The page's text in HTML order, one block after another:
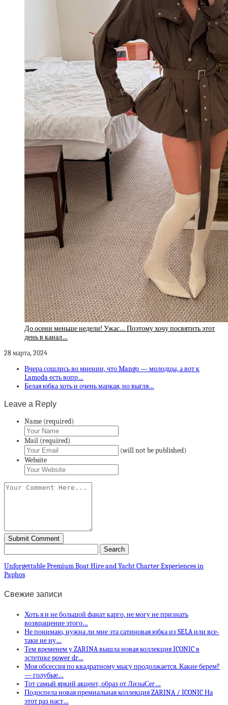
До осени меньше недели! Ужас… Поэтому хочу посвятить этот
день в канал…
28 марта, 2024
Вчера сошлись во мнении, что Mango — молодцы, а вот к
Lamoda есть вопр…
Белая юбка хоть и очень маркая, но выгля…
Leave a Reply
Name (required)
Mail (required)
(will not be published)
Website
Unforgettable Premium Boat Hire and Yacht Charter Experiences in
Paphos
Свежие записи
Хоть я и не большой фанат карго, не могу не признать
возвращение этого…
Не понимаю, нужна ли мне эта сатиновая юбка из SELA или все-
таки не ну…
Тем временем у ZARINA вышла новая коллекция ICONIC в
эстетике power dr…
Моя обсессия по квадратному мысу продолжается. Какие берем?
— голубые…
Тот самый яркий акцент, образ от ЛизыСег…
Подоспела новая премиальная коллекция ZARINA / ICONIC На
этот раз наст…